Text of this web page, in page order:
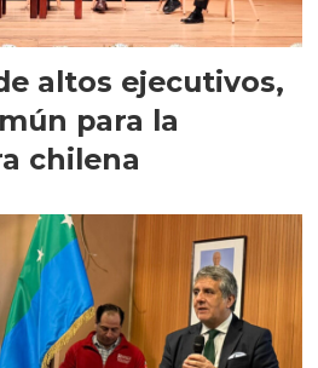
altos ejecutivos,
para la
chilena